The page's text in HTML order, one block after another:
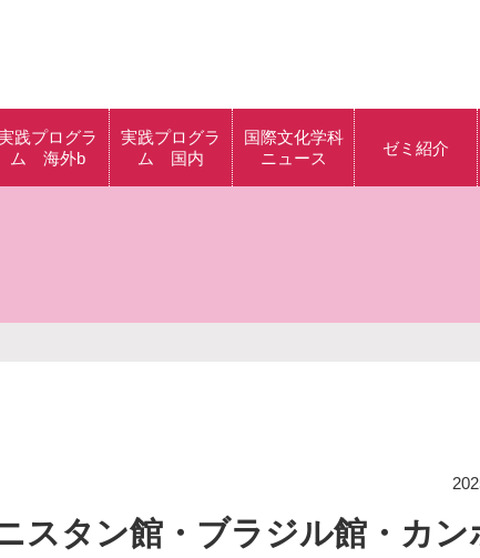
践プログラ
ム 海外b
実践プログラ
ム 国内
文化資源を用いた
観光資源化・地域
国際文化学科
ニュース
ゼミ紹介
スタン館・ブラジル館・カン